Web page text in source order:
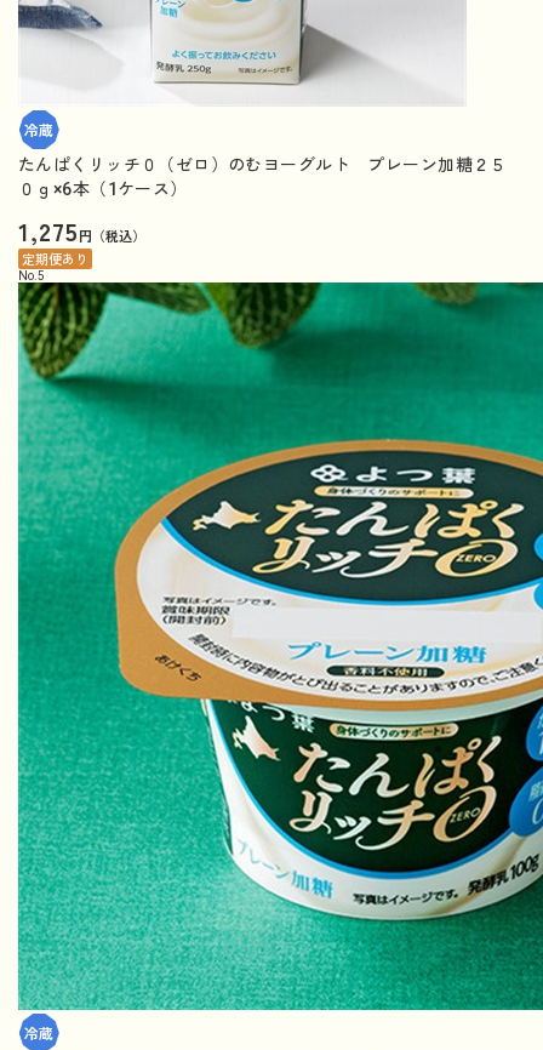
たんぱくリッチ０（ゼロ）のむヨーグルト プレーン加糖２５
０ｇ×6本（1ケース）
1,275円（税込）
定期便あり
No. 5